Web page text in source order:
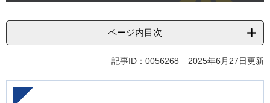
ページ内目次
記事ID：0056268 2025年6月27日更新